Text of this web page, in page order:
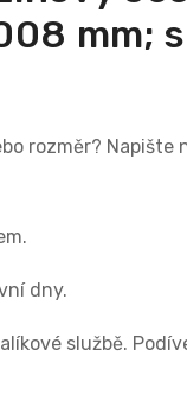
mm; s
rozměr? Napište
dny.
službě.